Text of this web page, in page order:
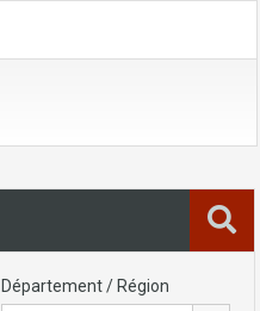
Département / Région